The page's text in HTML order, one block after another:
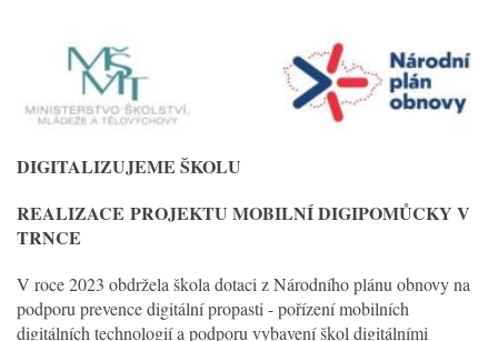
DIGITALIZUJEME ŠKOLU
REALIZACE PROJEKTU MOBILNÍ DIGIPOMŮCKY V
TRNCE
V roce 2023 obdržela škola dotaci z Národního plánu obnovy na
podporu prevence digitální propasti - pořízení mobilních
digitálních technologií a podporu vybavení škol digitálními